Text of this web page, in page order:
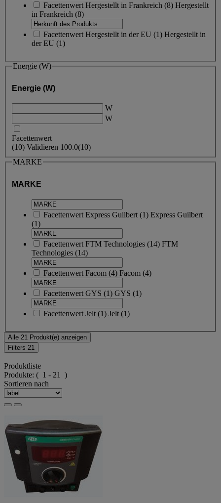
Facettenwert Hergestellt in Frankreich (8) Hergestellt
in Frankreich (8)
Facettenwert Hergestellt in der EU (1) Hergestellt in
der EU (1)
Energie (W)
Energie (W)
W
W
Facettenwert
(10) Validieren 100.0(10)
MARKE
MARKE
Facettenwert Express Guilbert (1) Express Guilbert
(1)
Facettenwert FTM Technologies (14) FTM
Technologies (14)
Facettenwert Facom (4) Facom (4)
Facettenwert GYS (1) GYS (1)
Facettenwert Jelt (1) Jelt (1)
Alle 21 Produkt(e) anzeigen
Filters 21
Produktliste
Produkte: ( 1 - 21 )
Sortieren nach